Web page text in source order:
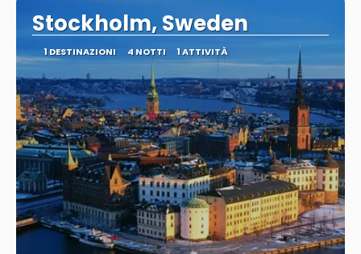
Stockholm, Sweden
1 DESTINAZIONI 4 NOTTI 1 ATTIVITÀ